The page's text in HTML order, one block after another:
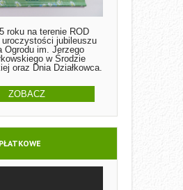
roku na terenie ROD
uroczystości jubileuszu
Ogrodu im. Jerzego
w Środzie
oraz Dnia Działkowca.
ZOBACZ